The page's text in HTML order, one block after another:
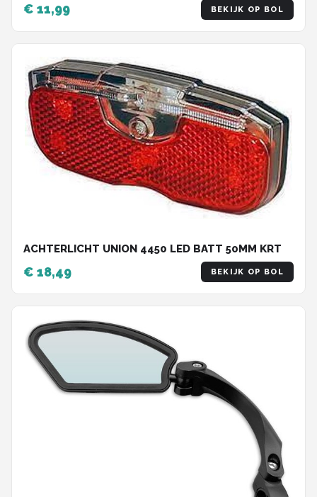
€ 11,99 BEKIJK OP BOL
ACHTERLICHT UNION 4450 LED BATT 50MM KRT
€ 18,49 BEKIJK OP BOL